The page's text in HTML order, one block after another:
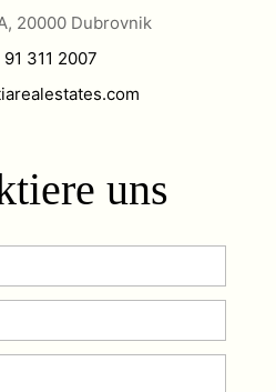
20000 Dubrovnik
311 2007
uns